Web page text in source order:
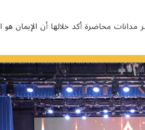
محاضرة أكد خلالها أن الإيمان هو